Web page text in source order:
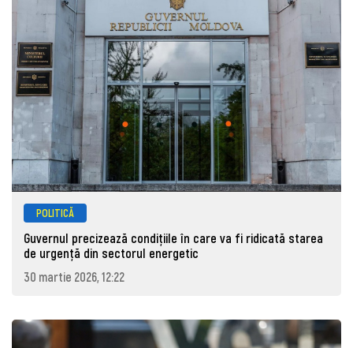
POLITICĂ
Guvernul precizează condițiile în care va fi ridicată starea
de urgență din sectorul energetic
30 martie 2026, 12:22